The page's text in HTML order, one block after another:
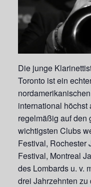
Die junge
Toronto ist ein
international
regelmäßig auf den
wichtigsten Clubs
Festival, Rochester
Festival, Montreal
des Lombards u. v.
drei Jahrzehnten